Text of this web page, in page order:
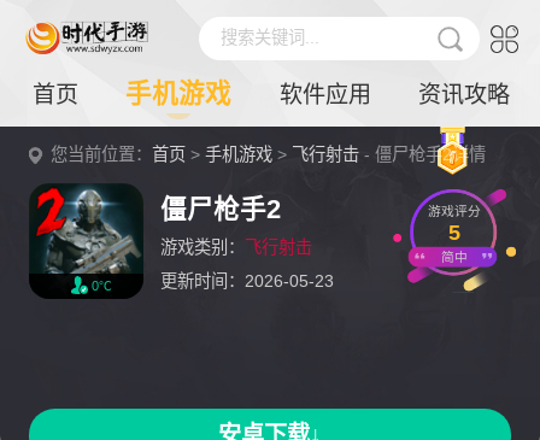
搜索关键词...
首页 手机游戏 软件应用 资讯攻略
您当前位置：首页 >手机游戏 > 飞行射击 - 僵尸枪手2详情
0℃
僵尸枪手2
游戏类别：
飞行射击
更新时间：2026-05-23
游戏评分
5
简中
安卓下载↓